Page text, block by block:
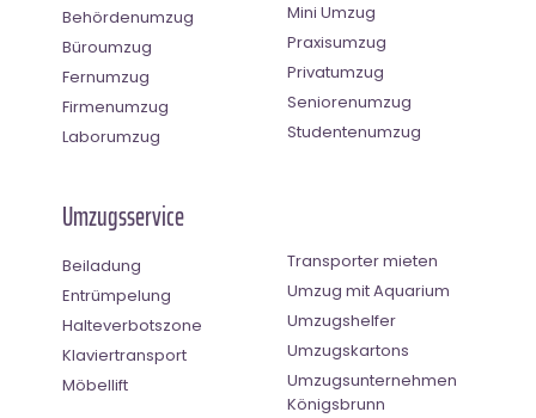
Behördenumzug
Büroumzug
Fernumzug
Firmenumzug
Laborumzug
Mini Umzug
Praxisumzug
Privatumzug
Seniorenumzug
Studentenumzug
Umzugsservice
Beiladung
Entrümpelung
Halteverbotszone
Klaviertransport
Möbellift
Transporter mieten
Umzug mit Aquarium
Umzugshelfer
Umzugskartons
Umzugsunternehmen
Königsbrunn